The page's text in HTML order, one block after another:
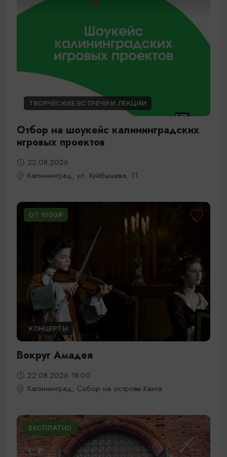
ТВОРЧЕСКИЕ ВСТРЕЧИ И ЛЕКЦИИ
Отбор на шоукейс калининградских
игровых проектов
22.08.2026
Калининград, ул. Куйбышева, 11
ОТ 1000₽
КОНЦЕРТЫ
Вокруг Амадея
22.08.2026 18:00
Калининград, Собор на острове Канта
БЕСПЛАТНО